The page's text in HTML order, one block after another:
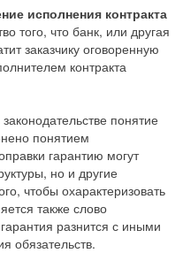
исполнения контракта
того, что банк, или другая
заказчику оговоренную
контракта
понятие
понятием
гарантию могут
но и другие
чтобы охарактеризовать
также слово
разнится с иными
обязательств.